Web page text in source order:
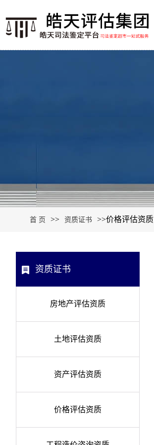
首 页 >> 资质证书 >>价格评估资质
资质证书
房地产评估资质
土地评估资质
资产评估资质
价格评估资质